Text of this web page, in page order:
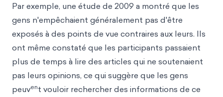
Par exemple, une étude de 2009 a montré que les
gens n'empêchaient généralement pas d'être
exposés à des points de vue contraires aux leurs. Ils
ont même constaté que les participants passaient
plus de temps à lire des articles qui ne soutenaient
pas leurs opinions, ce qui suggère que les gens
peuvent vouloir rechercher des informations de ce